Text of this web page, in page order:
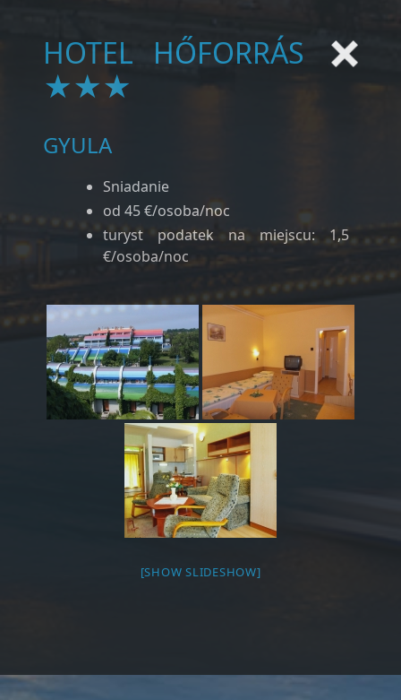
HOTEL HŐFORRÁS
★★★
GYULA
Sniadanie
od 45 €/osoba/noc
turyst podatek na miejscu: 1,5
€/osoba/noc
[SHOW SLIDESHOW]